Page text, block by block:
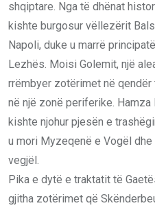
shqiptare. Nga të dhënat
kishte burgosur vëllezërit
Napoli, duke u marrë
Lezhës. Moisi Golemit, një
rrëmbyer zotërimet në
në një zonë periferike.
kishte njohur pjesën e
u mori Myzeqenë e Vogël
vegjël.
Pika e dytë e traktatit të
gjitha zotërimet që